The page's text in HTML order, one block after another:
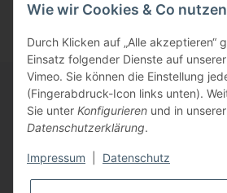
Informationen
Gesetzliche Informationen
Wie wir Cookies & Co nutzen
Durch Klicken auf „Alle akzeptieren“
Einsatz folgender Dienste auf
Vimeo. Sie können die Einstellung
(Fingerabdruck-Icon links unten).
Sie unter Konfigurieren und in unserer
Datenschutzerklärung.
Impressum Datenschutz